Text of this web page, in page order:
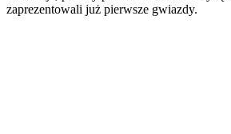
zaprezentowali już pierwsze gwiazdy.